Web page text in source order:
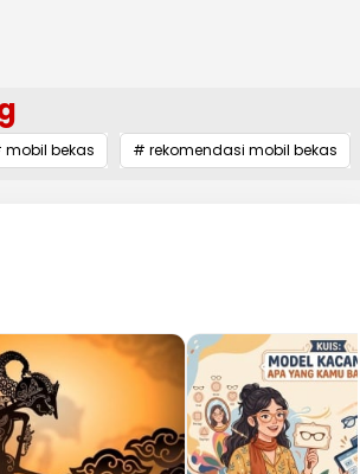
mobil bekas # rekomendasi mobil bekas